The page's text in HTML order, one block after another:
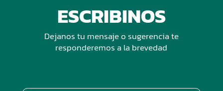
ESCRIBINOS
Dejanos tu mensaje o sugerencia te
responderemos a la brevedad